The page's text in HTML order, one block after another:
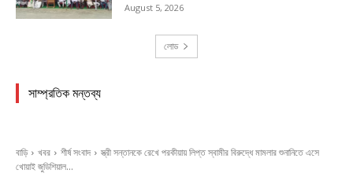
August 5, 2026
লোড
সাম্প্রতিক মন্তব্য